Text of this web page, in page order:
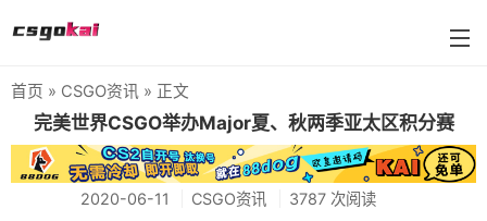
farmskins
88dog
flamecases
首页 » CSGO资讯 » 正文
完美世界CSGO举办Major夏、秋两季亚太区积分赛
2020-06-11 CSGO资讯 3787 次阅读